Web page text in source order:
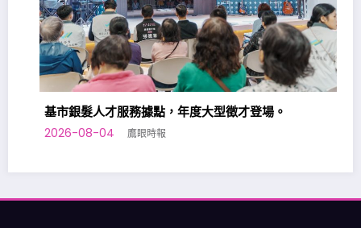
基市銀髮人才服務據點，年度大型徵才登場。
2026-08-04 鷹眼時報